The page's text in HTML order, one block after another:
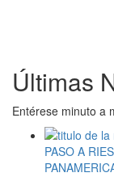
Últimas
Entérese minuto a
PASO A